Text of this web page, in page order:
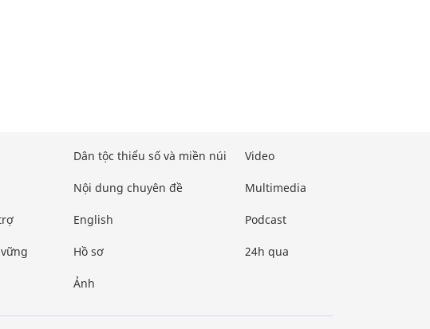
Dân tộc thiểu số và miền núi
Nội dung chuyên đề
English
Hồ sơ
Ảnh
Video
Multimedia
Podcast
24h qua